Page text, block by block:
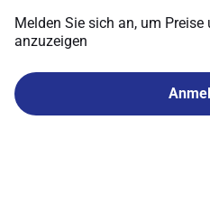
Melden Sie sich an, um
anzuzeigen